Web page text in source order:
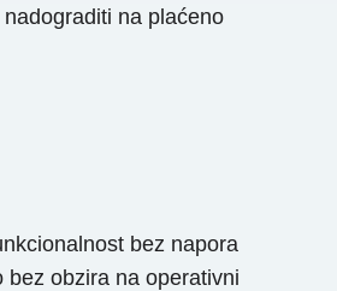
na plaćeno
bez napora
obzira na operativni